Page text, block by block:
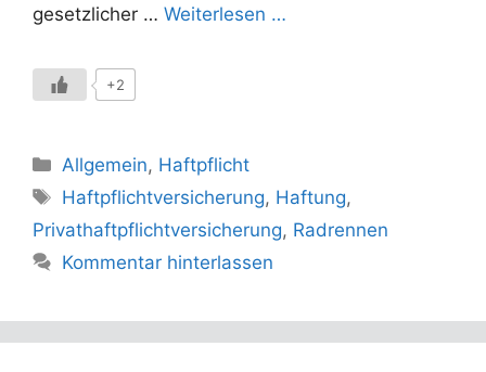
gesetzlicher … Weiterlesen …
+2
Kategorien
Allgemein, Haftpflicht
Schlagwörter
Haftpflichtversicherung, Haftung,
Privathaftpflichtversicherung, Radrennen
Kommentar hinterlassen